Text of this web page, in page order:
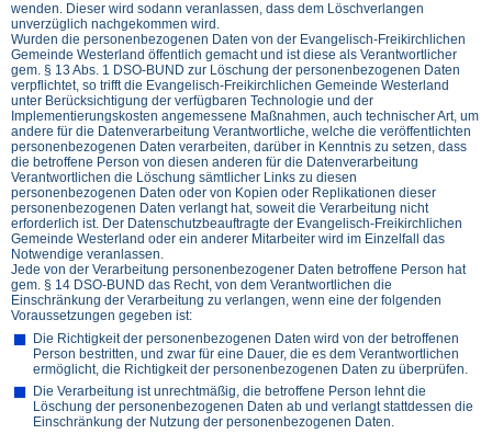
wenden. Dieser wird sodann veranlassen, dass dem Löschverlangen
unverzüglich nachgekommen wird.
Wurden die personenbezogenen Daten von der Evangelisch-Freikirchlichen
Gemeinde Westerland öffentlich gemacht und ist diese als Verantwortlicher
gem. § 13 Abs. 1 DSO-BUND zur Löschung der personenbezogenen Daten
verpflichtet, so trifft die Evangelisch-Freikirchlichen Gemeinde Westerland
unter Berücksichtigung der verfügbaren Technologie und der
Implementierungskosten angemessene Maßnahmen, auch technischer Art, um
andere für die Datenverarbeitung Verantwortliche, welche die veröffentlichten
personenbezogenen Daten verarbeiten, darüber in Kenntnis zu setzen, dass
die betroffene Person von diesen anderen für die Datenverarbeitung
Verantwortlichen die Löschung sämtlicher Links zu diesen
personenbezogenen Daten oder von Kopien oder Replikationen dieser
personenbezogenen Daten verlangt hat, soweit die Verarbeitung nicht
erforderlich ist. Der Datenschutzbeauftragte der Evangelisch-Freikirchlichen
Gemeinde Westerland oder ein anderer Mitarbeiter wird im Einzelfall das
Notwendige veranlassen.
Jede von der Verarbeitung personenbezogener Daten betroffene Person hat
gem. § 14 DSO-BUND das Recht, von dem Verantwortlichen die
Einschränkung der Verarbeitung zu verlangen, wenn eine der folgenden
Voraussetzungen gegeben ist:
Die Richtigkeit der personenbezogenen Daten wird von der betroffenen
Person bestritten, und zwar für eine Dauer, die es dem Verantwortlichen
ermöglicht, die Richtigkeit der personenbezogenen Daten zu überprüfen.
Die Verarbeitung ist unrechtmäßig, die betroffene Person lehnt die
Löschung der personenbezogenen Daten ab und verlangt stattdessen die
Einschränkung der Nutzung der personenbezogenen Daten.